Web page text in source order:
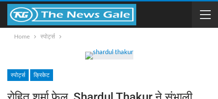
Home स्पोर्ट्स
स्पोर्ट्स क्रिकेट